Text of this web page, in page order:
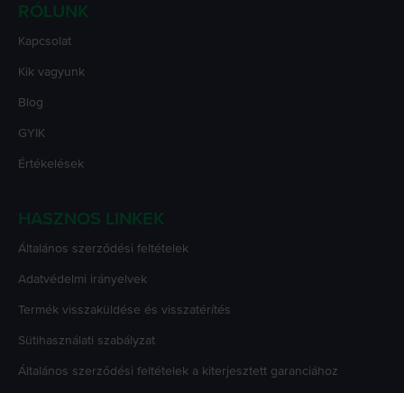
RÓLUNK
Kapcsolat
Kik vagyunk
Blog
GYIK
Értékelések
HASZNOS LINKEK
Általános szerződési feltételek
Adatvédelmi irányelvek
Termék visszaküldése és visszatérítés
Sütihasználati szabályzat
Általános szerződési feltételek a kiterjesztett garanciához